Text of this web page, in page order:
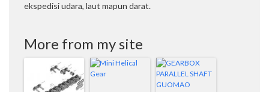
ekspedisi udara, laut mapun darat.
More from my site